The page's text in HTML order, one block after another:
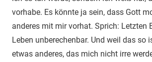
vorhabe. Es könnte ja sein, dass Gott
anderes mit mir vorhat. Sprich: Letzten
Leben unberechenbar. Und weil das so
etwas anderes, das mich nicht irre